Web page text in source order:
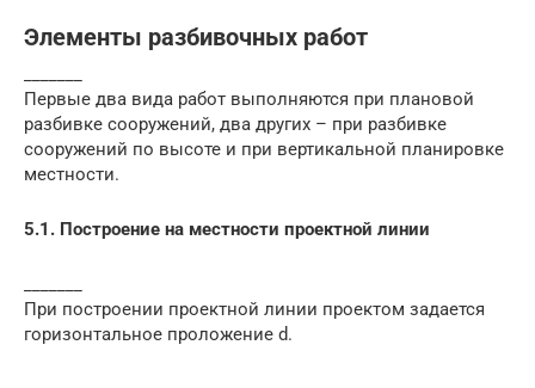
Элементы разбивочных работ
Первые два вида работ выполняются при плановой
разбивке сооружений, два других – при разбивке
сооружений по высоте и при вертикальной планировке
местности.
5.1. Построение на местности проектной линии
При построении проектной линии проектом задается
горизонтальное проложение d.